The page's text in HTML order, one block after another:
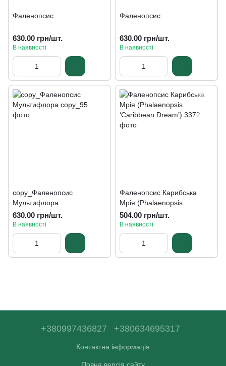
Фаленопсис
630.00 грн/шт.
В наявності
Фаленопсис
630.00 грн/шт.
В наявності
copy_Фаленопсис
Мультифлора
630.00 грн/шт.
В наявності
Фаленопсис Карибська
Мрія (Phalaenopsis
‘Caribbean Dream’)
504.00 грн/шт.
В наявності
+380997436827 +380634695317
Контактна інформація
Повна версія сайту